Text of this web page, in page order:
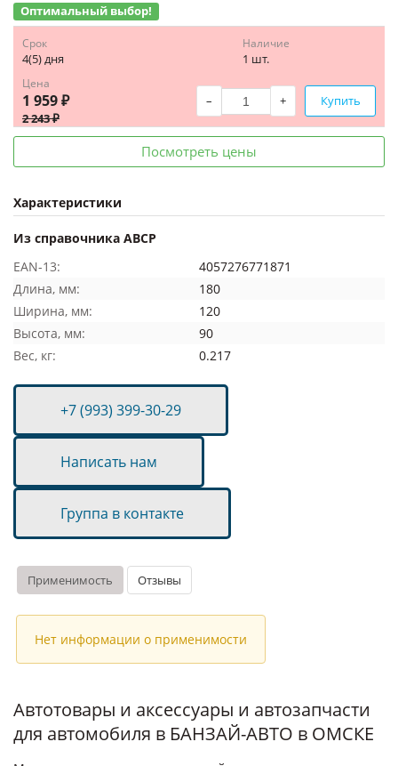
Оптимальный выбор!
Срок
4(5) дня
Наличие
1 шт.
Цена
1 959 ₽
2 243 ₽
– + Купить
Посмотреть цены
Характеристики
Из справочника ABCP
EAN-13:
4057276771871
Длина, мм:
180
Ширина, мм:
120
Высота, мм:
90
Вес, кг:
0.217
+7 (993) 399-30-29
Написать нам
Группа в контакте
Применимость Отзывы
Нет информации о применимости
Автотовары и аксессуары и автозапчасти
для автомобиля в БАНЗАЙ-АВТО в ОМСКЕ